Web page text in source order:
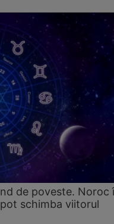
de poveste. Noroc
schimba viitorul